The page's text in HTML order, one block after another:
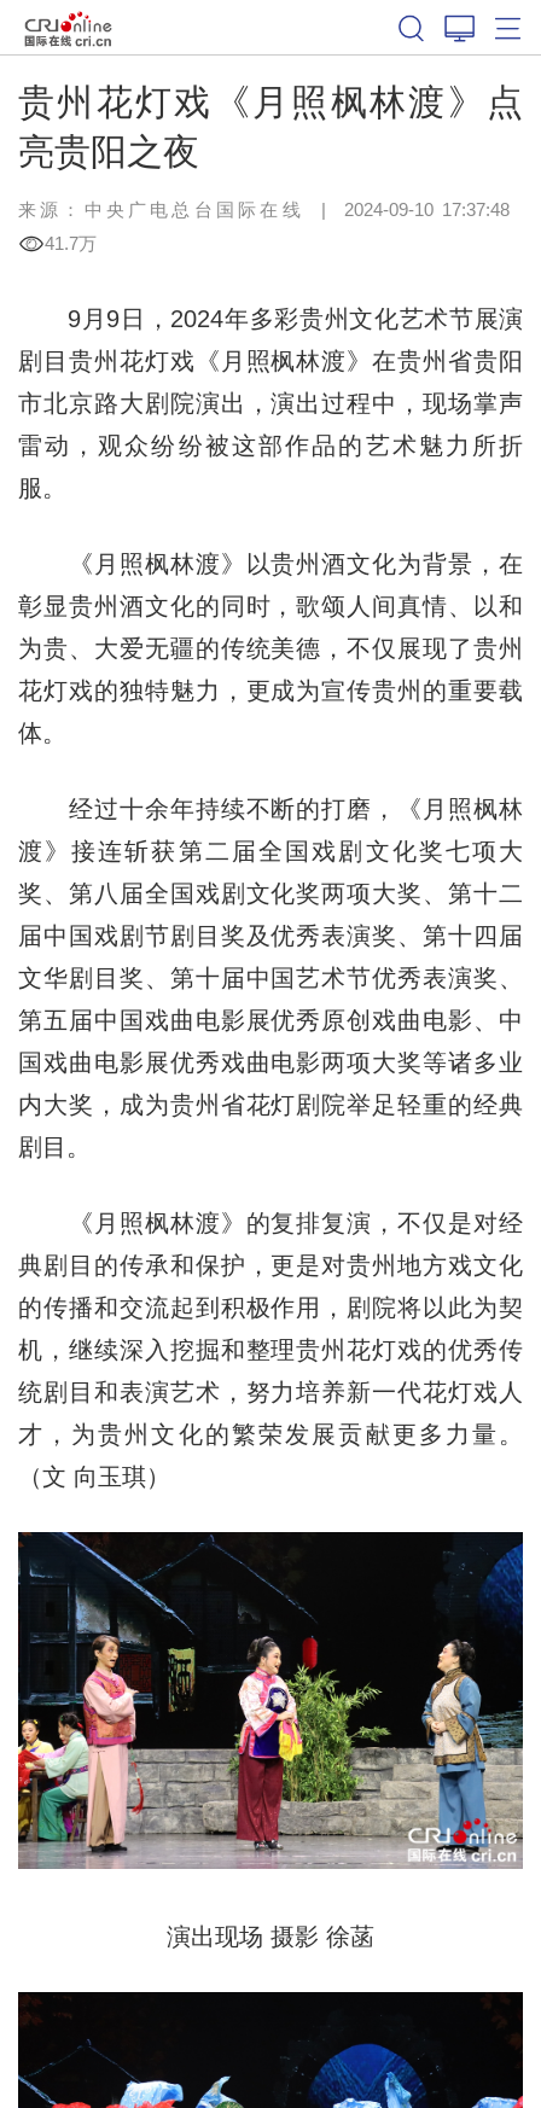
贵州花灯戏《月照枫林渡》点
亮贵阳之夜
来源：中央广电总台国际在线 | 2024-09-10 17:37:48
41.7万
9月9日，2024年多彩贵州文化艺术节展演
剧目贵州花灯戏《月照枫林渡》在贵州省贵阳
市北京路大剧院演出，演出过程中，现场掌声
雷动，观众纷纷被这部作品的艺术魅力所折
服。
《月照枫林渡》以贵州酒文化为背景，在
彰显贵州酒文化的同时，歌颂人间真情、以和
为贵、大爱无疆的传统美德，不仅展现了贵州
花灯戏的独特魅力，更成为宣传贵州的重要载
体。
经过十余年持续不断的打磨，《月照枫林
渡》接连斩获第二届全国戏剧文化奖七项大
奖、第八届全国戏剧文化奖两项大奖、第十二
届中国戏剧节剧目奖及优秀表演奖、第十四届
文华剧目奖、第十届中国艺术节优秀表演奖、
第五届中国戏曲电影展优秀原创戏曲电影、中
国戏曲电影展优秀戏曲电影两项大奖等诸多业
内大奖，成为贵州省花灯剧院举足轻重的经典
剧目。
《月照枫林渡》的复排复演，不仅是对经
典剧目的传承和保护，更是对贵州地方戏文化
的传播和交流起到积极作用，剧院将以此为契
机，继续深入挖掘和整理贵州花灯戏的优秀传
统剧目和表演艺术，努力培养新一代花灯戏人
才，为贵州文化的繁荣发展贡献更多力量。
（文 向玉琪）
演出现场 摄影 徐菡